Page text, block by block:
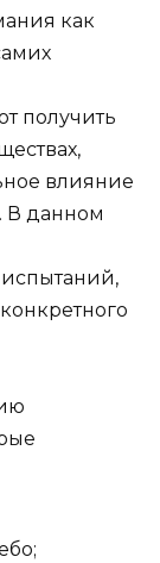
как
получить
влияние
В данном